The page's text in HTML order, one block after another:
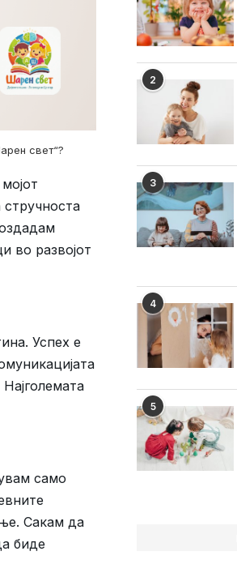
свет“?
во развојот
Успех е
само
Сакам да
биде
2
3
4
5